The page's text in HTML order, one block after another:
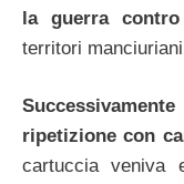
la guerra
territori
ripetizione con
cartuccia veniva